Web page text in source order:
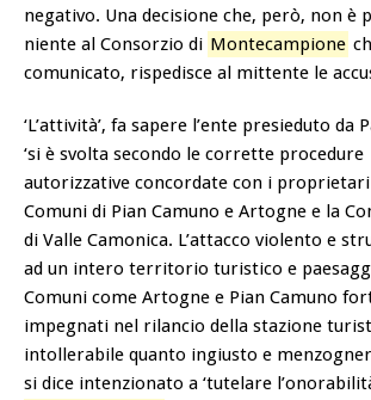
negativo. Una decisione che, però, non è
niente al Consorzio di Montecampione
comunicato, rispedisce al mittente le
‘L’attività’, fa sapere l’ente presieduto da
‘si è svolta secondo le corrette procedure
autorizzative concordate con i
Comuni di Pian Camuno e Artogne e la
di Valle Camonica. L’attacco violento e
ad un intero territorio turistico e
Comuni come Artogne e Pian Camuno
impegnati nel rilancio della stazione
intollerabile quanto ingiusto e
si dice intenzionato a ‘tutelare